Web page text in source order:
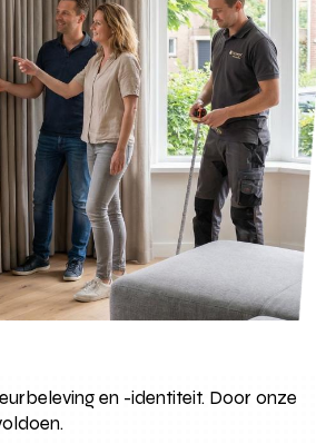
en -identiteit. Door onze